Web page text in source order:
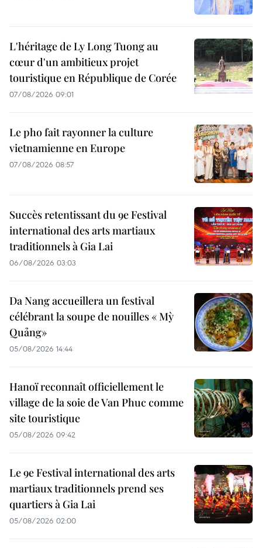
L'héritage de Ly Long Tuong au
cœur d'un ambitieux projet
touristique en République de Corée
07/08/2026 09:01
Le pho fait rayonner la culture
vietnamienne en Europe
07/08/2026 08:57
Succès retentissant du 9e Festival
international des arts martiaux
traditionnels à Gia Lai
06/08/2026 03:03
Da Nang accueillera un festival
célébrant la soupe de nouilles « Mỳ
Quảng»
05/08/2026 14:44
Hanoï reconnaît officiellement le
village de la soie de Van Phuc comme
site touristique
05/08/2026 09:42
Le 9e Festival international des arts
martiaux traditionnels prend ses
quartiers à Gia Lai
05/08/2026 02:00